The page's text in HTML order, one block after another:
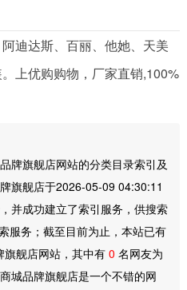
迪达斯、百丽、他她、天美
上优购购物，厂家直销,100%
旗舰店网站的分类目录索引及
旗舰店于2026-05-09 04:30:11
并成功建立了索引服务，供搜索
服务；截至目前为止，本站已有
舰店网站，其中有 0 名网友为
城品牌旗舰店是一个不错的网